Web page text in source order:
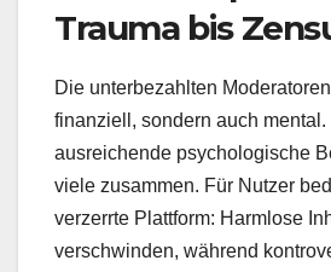
Trauma bis
Die unterbezahlten
finanziell, sondern auch mental.
ausreichende psychologische
viele zusammen. Für Nutzer
verzerrte Plattform: Harmlose
verschwinden, während